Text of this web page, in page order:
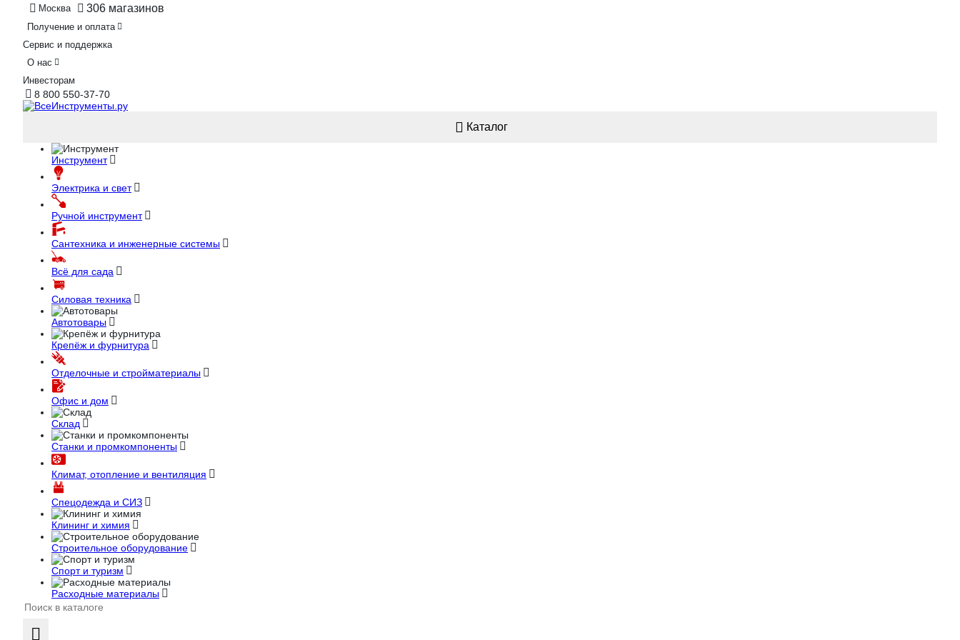
Москва 306 магазинов
Получение и оплата
Сервис и поддержка
О нас
Инвесторам
8 800 550-37-70
Каталог
Инструмент
Электрика и свет
Ручной инструмент
Сантехника и инженерные системы
Всё для сада
Силовая техника
Автотовары
Крепёж и фурнитура
Отделочные и стройматериалы
Офис и дом
Склад
Станки и промкомпоненты
Климат, отопление и вентиляция
Спецодежда и СИЗ
Клининг и химия
Строительное оборудование
Спорт и туризм
Расходные материалы